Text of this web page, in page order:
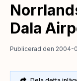
Dala
Publicerad den 2004-